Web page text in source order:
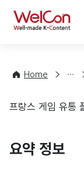
WelCon
Home
컨
팅
해
기
정
기업정보
프랑스 게임 유통
요약 정보